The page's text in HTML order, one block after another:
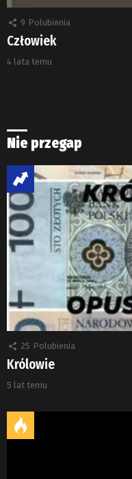
9 Polubienia
Człowiek
4 lata temu
Nie przegap
25 Polubienia
Królowie
5 lat temu